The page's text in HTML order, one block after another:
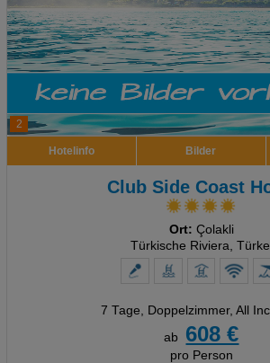
2
Hotelinfo Bilder
Club Side Coast
Ort: Çolakli
Türkische Riviera,
7 Tage, Doppelzimmer, All
ab
608 €
pro Person